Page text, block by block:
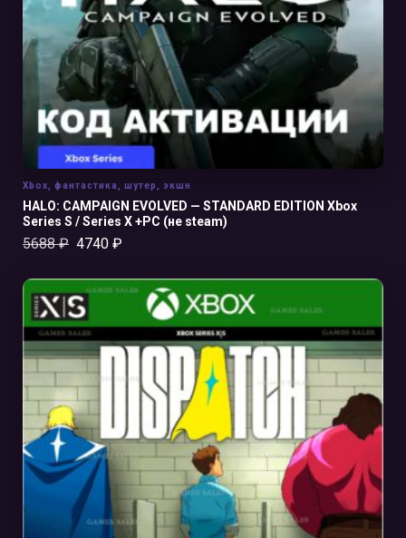
HALO: CAMPAIGN EVOLVED — STANDARD EDITION Xbox
Series S / Series X +PC (не steam)
5688₽ 4740 ₽
Xbox фантастика шутер экшн
В КОРЗИНУ